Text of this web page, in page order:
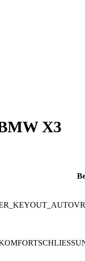
X3